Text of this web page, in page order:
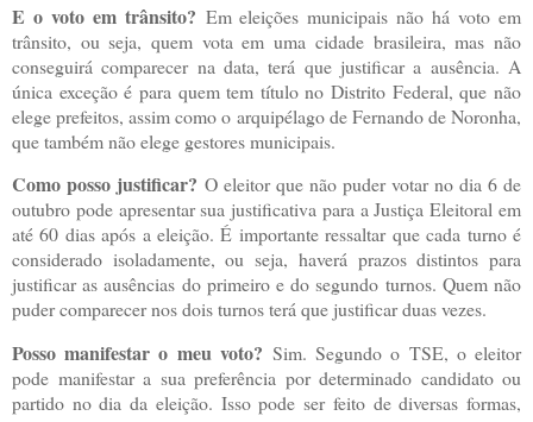
E o voto em trânsito? Em eleições municipais não há voto em
trânsito, ou seja, quem vota em uma cidade brasileira, mas não
conseguirá comparecer na data, terá que justificar a ausência. A
única exceção é para quem tem título no Distrito Federal, que não
elege prefeitos, assim como o arquipélago de Fernando de Noronha,
que também não elege gestores municipais.
Como posso justificar? O eleitor que não puder votar no dia 6 de
outubro pode apresentar sua justificativa para a Justiça Eleitoral em
até 60 dias após a eleição. É importante ressaltar que cada turno é
considerado isoladamente, ou seja, haverá prazos distintos para
justificar as ausências do primeiro e do segundo turnos. Quem não
puder comparecer nos dois turnos terá que justificar duas vezes.
Posso manifestar o meu voto? Sim. Segundo o TSE, o eleitor
pode manifestar a sua preferência por determinado candidato ou
partido no dia da eleição. Isso pode ser feito de diversas formas,